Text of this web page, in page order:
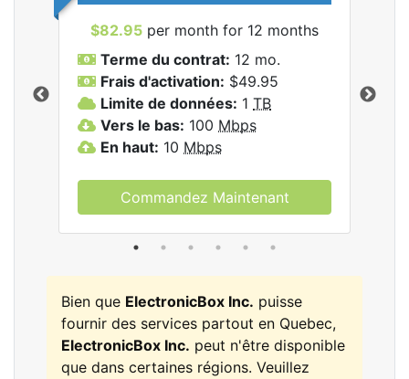
$82.95 per month for 12 months
Terme du contrat: 12 mo.
Frais d'activation: $49.95
Limite de données: 1 TB
Vers le bas: 100 Mbps
En haut: 10 Mbps
Commandez Maintenant
Bien que ElectronicBox Inc. puisse
fournir des services partout en Quebec,
ElectronicBox Inc. peut n'être disponible
que dans certaines régions. Veuillez